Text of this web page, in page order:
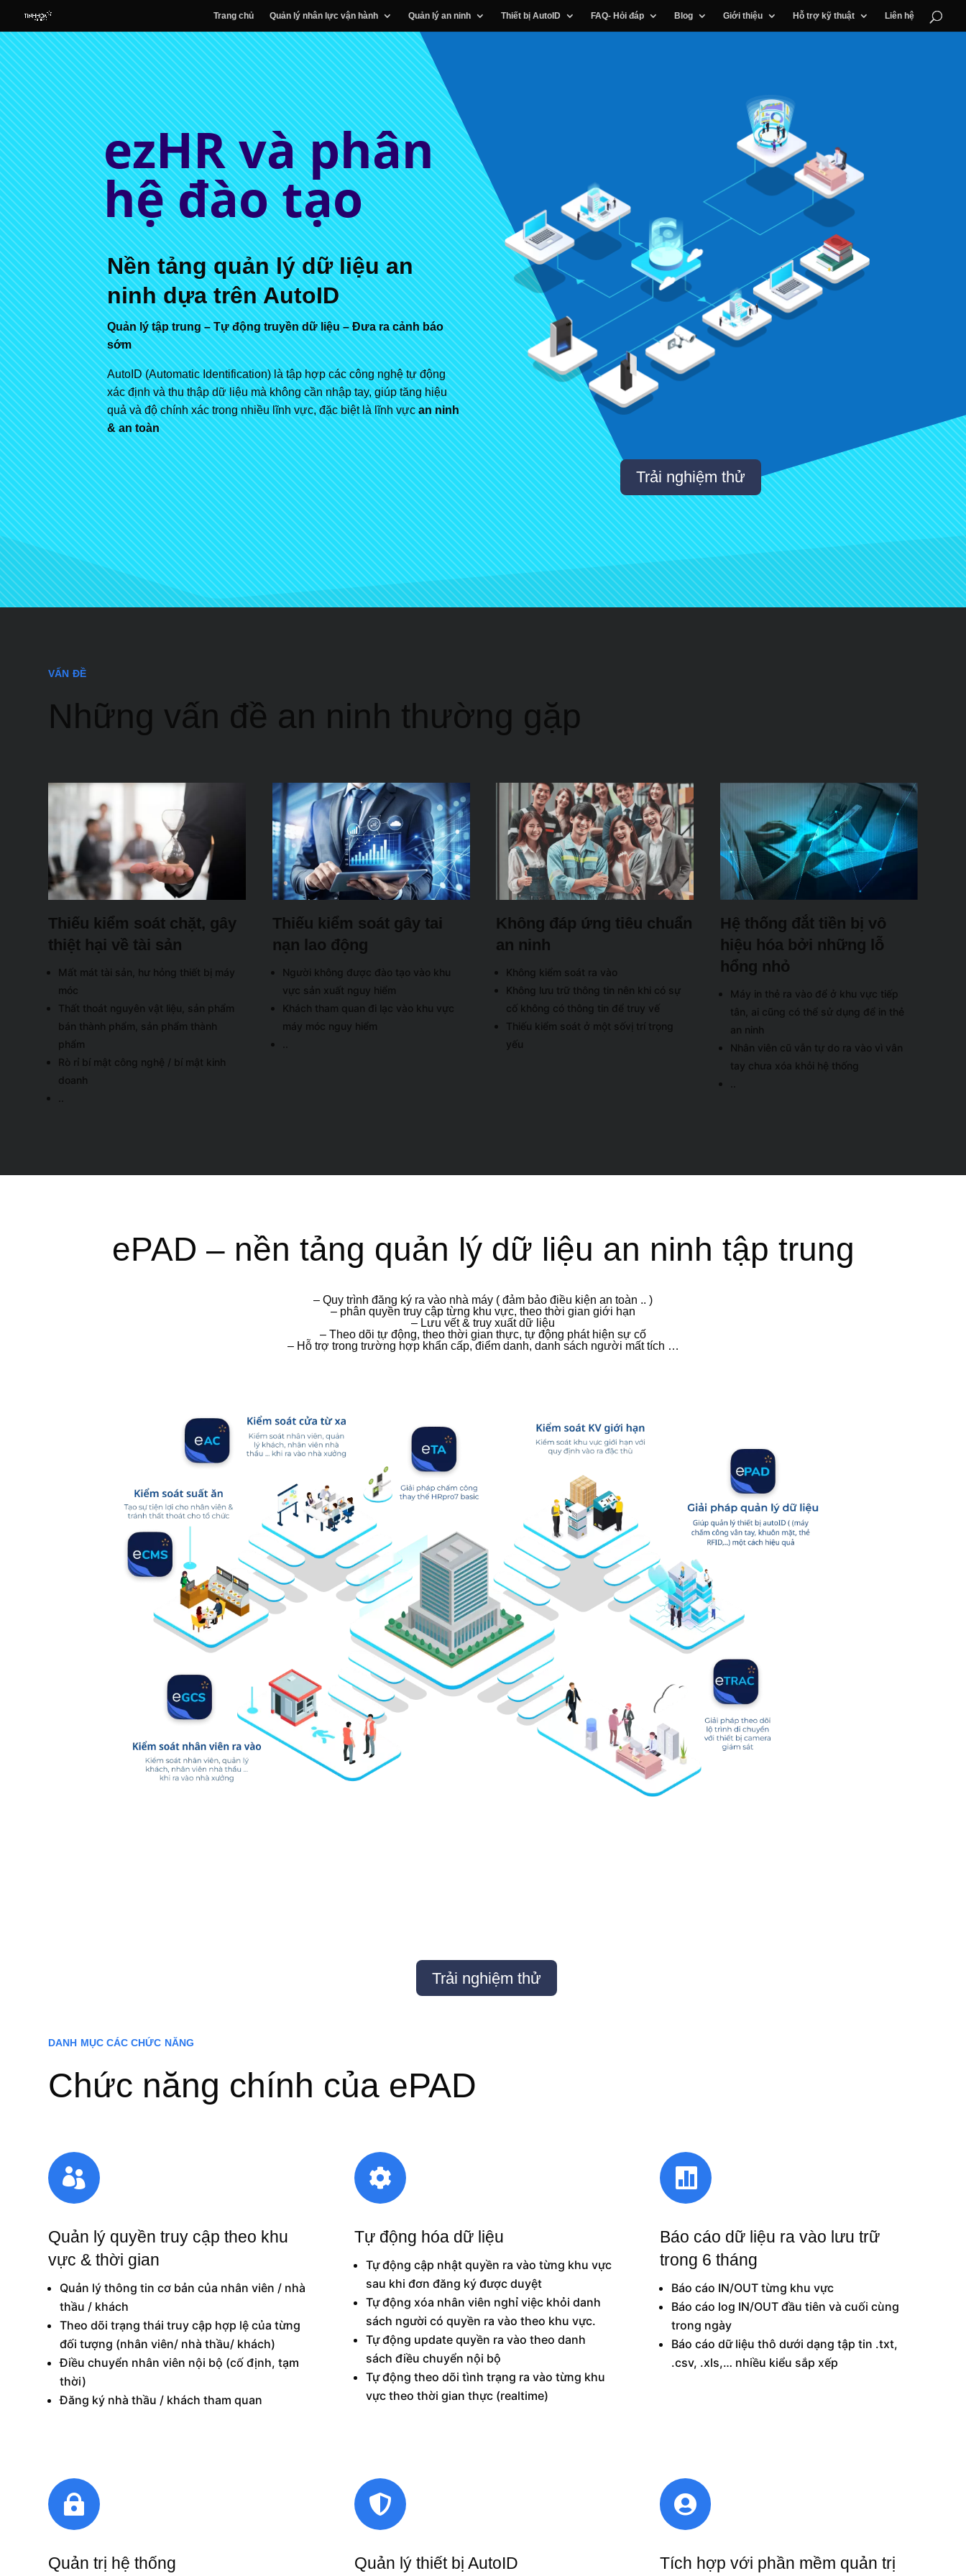
Trang chủ Quản lý nhân lực vận hành Quản lý an ninh Thiết bị AutoID FAQ- Hỏi đáp Blog Giới thiệu Hỗ trợ kỹ thuật Liên hệ
ezHR và phân
hệ đào tạo
Nền tảng quản lý dữ liệu an
ninh dựa trên AutoID
Quản lý tập trung – Tự động truyền dữ liệu – Đưa ra cảnh báo
sớm
AutoID (Automatic Identification) là tập hợp các công nghệ tự động
xác định và thu thập dữ liệu mà không cần nhập tay, giúp tăng hiệu
quả và độ chính xác trong nhiều lĩnh vực, đặc biệt là lĩnh vựcan ninh
& an toàn
Trải nghiệm thử
VẤN ĐỀ
Những vấn đề an ninh thường gặp
Thiếu kiểm soát chặt, gây
thiệt hại về tài sản
Mất mát tài sản, hư hỏng thiết bị máy
móc
Thất thoát nguyên vật liệu, sản phẩm
bán thành phẩm, sản phẩm thành
phẩm
Rò rỉ bí mật công nghệ / bí mật kinh
doanh
Thiếu kiểm soát gây tai
nạn lao động
Người không được đào tạo vào khu
vực sản xuất nguy hiểm
Khách tham quan đi lạc vào khu vực
máy móc nguy hiểm
Không đáp ứng tiêu chuẩn
an ninh
Không kiểm soát ra vào
Không lưu trữ thông tin nên khi có sự
cố không có thông tin để truy vế
Thiếu kiểm soát ở một sốvị trí trọng
yếu
Hệ thống đắt tiền bị vô
hiệu hóa bởi những lỗ
hổng nhỏ
Máy in thẻ ra vào để ở khu vực tiếp
tân, ai cũng có thể sử dụng để in thẻ
an ninh
Nhân viên cũ vẫn tự do ra vào vì vân
tay chưa xóa khỏi hệ thống
ePAD – nền tảng quản lý dữ liệu an ninh tập trung
– Quy trình đăng ký ra vào nhà máy ( đảm bảo điều kiện an toàn .. )
– phân quyền truy cập từng khu vực, theo thời gian giới hạn
– Lưu vết & truy xuất dữ liệu
– Theo dõi tự động, theo thời gian thực, tự động phát hiện sự cố
– Hỗ trợ trong trường hợp khẩn cấp, điểm danh, danh sách người mất tích …
Trải nghiệm thử
DANH MỤC CÁC CHỨC NĂNG
Chức năng chính của ePAD

Quản lý quyền truy cập theo khu
vực & thời gian
Quản lý thông tin cơ bản của nhân viên / nhà
thầu / khách
Theo dõi trạng thái truy cập hợp lệ của từng
đối tượng (nhân viên/ nhà thầu/ khách)
Điều chuyển nhân viên nội bộ (cố định, tạm
thời)
Đăng ký nhà thầu / khách tham quan

Tự động hóa dữ liệu
Tự động cập nhật quyền ra vào từng khu vực
sau khi đơn đăng ký được duyệt
Tự động xóa nhân viên nghỉ việc khỏi danh
sách người có quyền ra vào theo khu vực.
Tự động update quyền ra vào theo danh
sách điều chuyển nội bộ
Tự động theo dõi tình trạng ra vào từng khu
vực theo thời gian thực (realtime)

Báo cáo dữ liệu ra vào lưu trữ
trong 6 tháng
Báo cáo IN/OUT từng khu vực
Báo cáo log IN/OUT đầu tiên và cuối cùng
trong ngày
Báo cáo dữ liệu thô dưới dạng tập tin .txt,
.csv, .xls,… nhiều kiểu sắp xếp

Quản trị hệ thống

Quản lý thiết bị AutoID

Tích hợp với phần mềm quản trị